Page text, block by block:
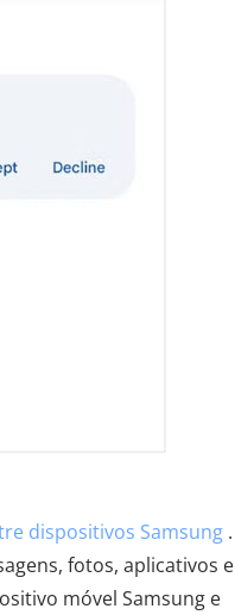
dispositivos Samsung .
fotos, aplicativos e
móvel Samsung e